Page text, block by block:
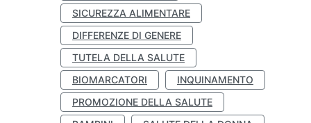
SICUREZZA ALIMENTARE
DIFFERENZE DI GENERE
TUTELA DELLA SALUTE
BIOMARCATORI
INQUINAMENTO
PROMOZIONE DELLA SALUTE